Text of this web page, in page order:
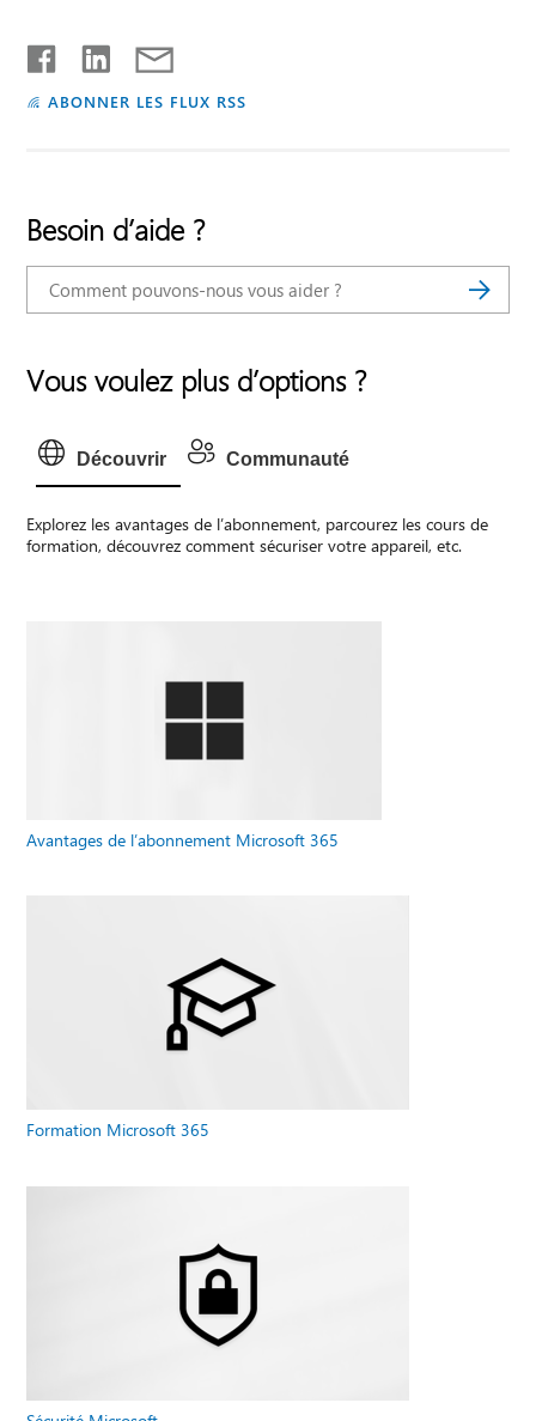
ABONNER LES FLUX RSS
Besoin d’aide ?
Vous voulez plus d’options ?
Découvrir Communauté
Explorez les avantages de l’abonnement, parcourez les cours de
formation, découvrez comment sécuriser votre appareil, etc.
Avantages de l’abonnement Microsoft 365
Formation Microsoft 365